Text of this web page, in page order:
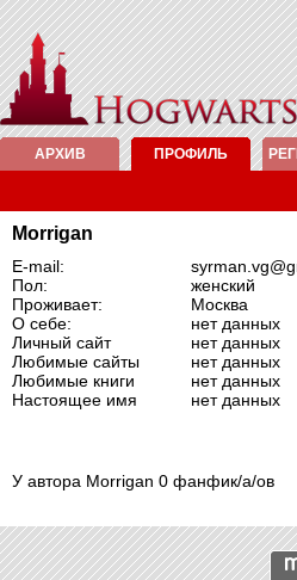
АРХИВ ПРОФИЛЬ
Morrigan
E-mail:
Пол:
женский
Проживает:
Москва
О себе:
нет данных
Личный сайт
нет данных
Любимые сайты
нет данных
Любимые книги
нет данных
Настоящее имя
нет данных
У автора Morrigan 0 фанфик/а/ов